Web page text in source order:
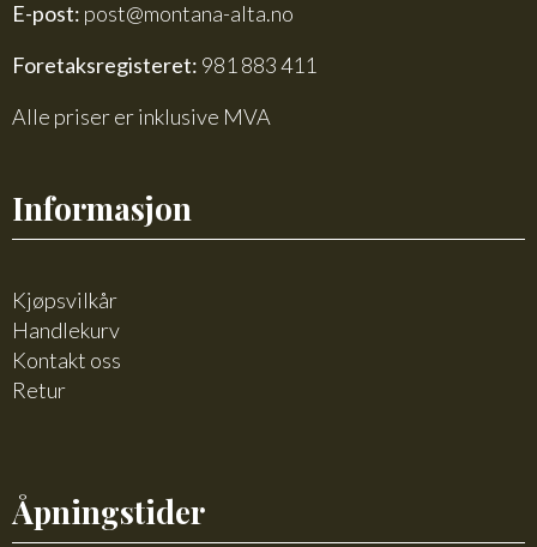
E-post: post@montana-alta.no
Foretaksregisteret: 981 883 411
Alle priser er inklusive MVA
Informasjon
Kjøpsvilkår
Handlekurv
Kontakt oss
Retur
Åpningstider